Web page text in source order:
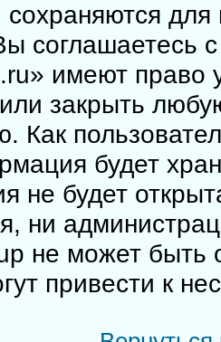
для
соглашаетесь
имеют право
закрыть
Как
будет
не будет
ни
не может быть
привести к